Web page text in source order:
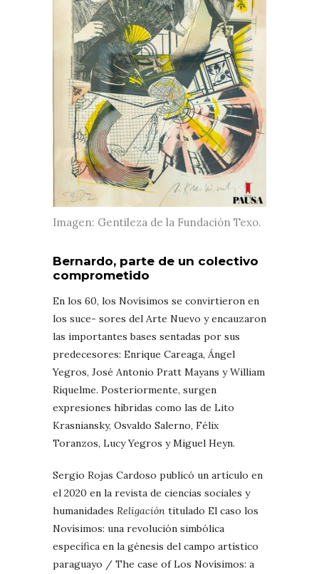
Imagen: Gentileza de la Fundación Texo.
Bernardo, parte de un colectivo
comprometido
En los 60, los Novísimos se convirtieron en
los suce- sores del Arte Nuevo y encauzaron
las importantes bases sentadas por sus
predecesores: Enrique Careaga, Ángel
Yegros, José Antonio Pratt Mayans y William
Riquelme. Posteriormente, surgen
expresiones híbridas como las de Lito
Krasniansky, Osvaldo Salerno, Félix
Toranzos, Lucy Yegros y Miguel Heyn.
Sergio Rojas Cardoso publicó un artículo en
el 2020 en la revista de ciencias sociales y
humanidades Religación titulado El caso los
Novísimos: una revolución simbólica
específica en la génesis del campo artístico
paraguayo / The case of Los Novísimos: a